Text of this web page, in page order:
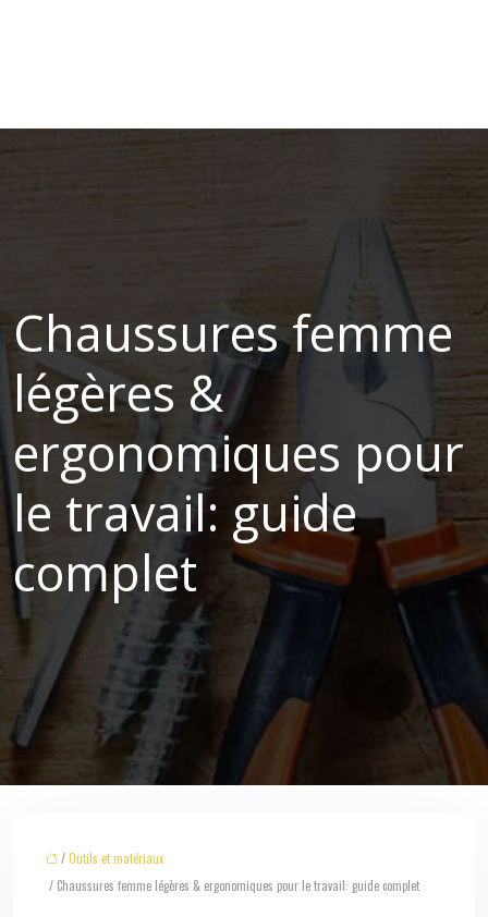
Chaussures femme
légères &
ergonomiques pour
le travail: guide
complet
/Outils et matériaux
/ Chaussures femme légères & ergonomiques pour le travail: guide complet